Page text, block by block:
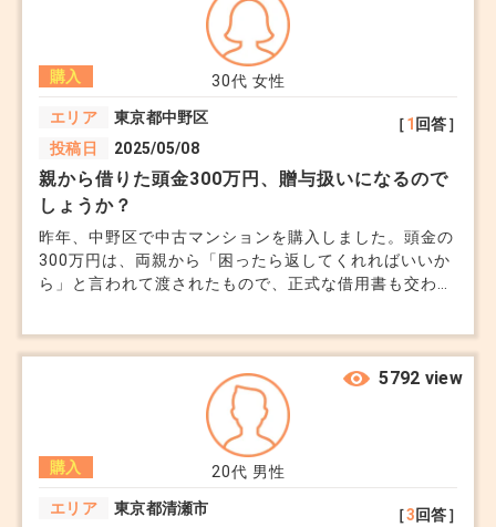
30代 女性
購入
エリア
東京都中野区
投稿日
2025/05/08
［1 回答］
親から借りた頭金300万円、贈与扱いになるので
しょうか？
昨年、中野区で中古マンションを購入しました。頭金の
300万円は、両親から「困ったら返してくれればいいか
ら」と言われて渡されたもので、正式な借用書も交わさ
「それは贈与と見なされるかもしれませんよ」と言わ
れ、心配になってきました。 贈与税のことはそのとき
全く考えておらず、住宅取得資金贈与の特例も申請して
いません。年末調整も終わってしまい、今からできる対
策があるのかも分かりません。 親子間での資金援助が
どのような条件で贈与とされてしまうのか、また今から
でも「貸付」として整理するための方法があるのかを教
えてください。今後税務署に調査された場合に備えて、
できることがあれば知っておきたいです。
20代 男性
購入
エリア
東京都清瀬市
［3回答］
5792 view